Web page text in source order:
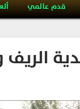
قدم عالمي